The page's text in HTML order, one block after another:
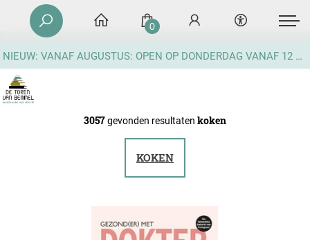
NIEUW: VANAF AUGUSTUS: OPEN OP DONDERDAG VANAF 12 UUR
0
3057gevonden resultaten koken
KOKEN